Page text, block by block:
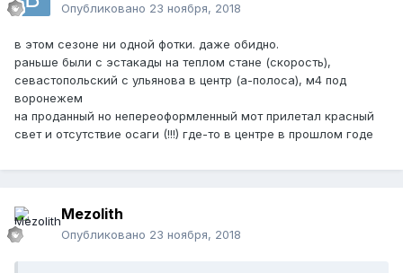
Опубликовано 23 ноября, 2018
в этом сезоне ни одной фотки. даже обидно.
раньше были с эстакады на теплом стане (скорость),
севастопольский с ульянова в центр (а-полоса), м4 под
воронежем
на проданный но непереоформленный мот прилетал красный
свет и отсутствие осаги (!!!) где-то в центре в прошлом годе
Mezolith
Опубликовано 23 ноября, 2018